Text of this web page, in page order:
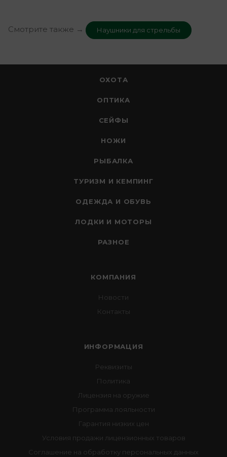
Смотрите также → Наушники для стрельбы
ОХОТА
ОПТИКА
СЕЙФЫ
НОЖИ
РЫБАЛКА
ТУРИЗМ И КЕМПИНГ
ОДЕЖДА И ОБУВЬ
ЛОДКИ И МОТОРЫ
РАЗНОЕ
КОМПАНИЯ
Новости
Контакты
ИНФОРМАЦИЯ
Реквизиты
Политика
Лицензия на оружие
Программа лояльности
Гарантия низких цен
Условия продажи лицензионных товаров
Соглашение на обработку персональных данных